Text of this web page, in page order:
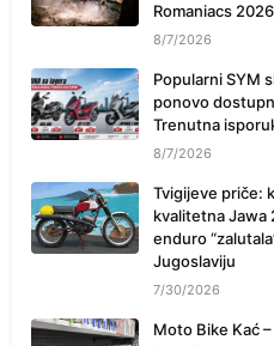
Romaniacs 2026
8/7/2026
Popularni SYM
ponovo
Trenutna
8/7/2026
Tvigijeve priče:
kvalitetna Jawa
enduro
Jugoslaviju
7/30/2026
Moto Bike Kać –